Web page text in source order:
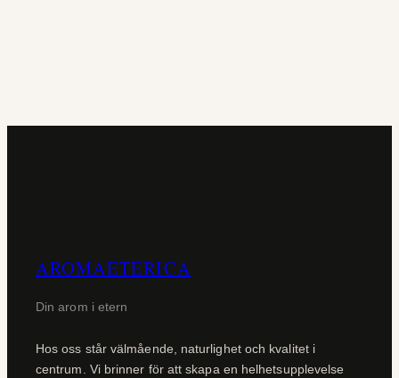
AROMAETERICA
Din arom i etern
Hos oss står välmående, naturlighet och kvalitet i
centrum. Vi brinner för att skapa en helhetsupplevelse